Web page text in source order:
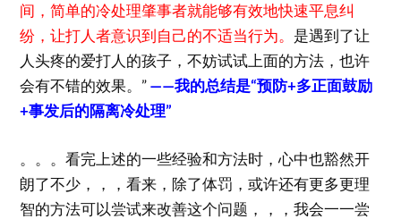
间，简单的冷处理肇事者就能够有效地快速平息纠
纷，让打人者意识到自己的不适当行为。 是遇到了让
人头疼的爱打人的孩子，不妨试试上面的方法，也许
会有不错的效果。”——我的总结是“预防+多正面鼓励
+事发后的隔离冷处理”
。。。看完上述的一些经验和方法时，心中也豁然开
朗了不少，，，看来，除了体罚，或许还有更多更理
智的方法可以尝试来改善这个问题，，，我会一一尝